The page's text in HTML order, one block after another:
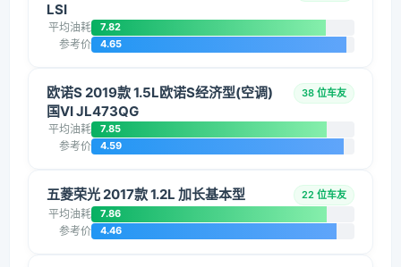
LSI
平均油耗 7.82
参考价 4.65
欧诺S 2019款 1.5L欧诺S经济型(空调)
国VI JL473QG
38 位车友
平均油耗 7.85
参考价 4.59
五菱荣光 2017款 1.2L 加长基本型 22 位车友
平均油耗 7.86
参考价 4.46